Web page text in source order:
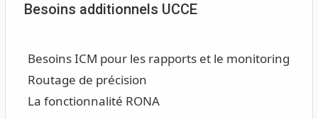
Besoins additionnels UCCE
Besoins ICM pour les rapports et le monitoring
Routage de précision
La fonctionnalité RONA